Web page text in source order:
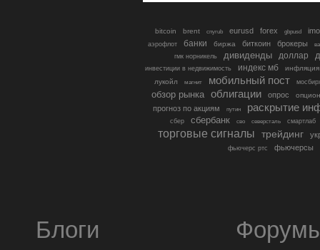
bitcoin brent cnyrub eurusd forex gbpusd
аэрофлот банки биржа биткоин брокеры
гмк норникель
дивиденды доллар
инвестиции в недвижимость индекс мб
инфляция
лукойл
магнит мобильный пост
обзор рынка облигации опрос
прогноз по акциям путин раскрытие
сбер сбербанк сво северсталь смартлаб
торговые сигналы трейдинг
фьючерс ртс фьючерсы
Блоги